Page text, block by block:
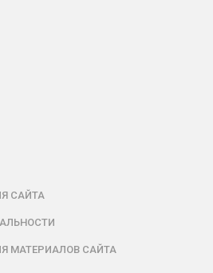
САЙТА
МАТЕРИАЛОВ САЙТА